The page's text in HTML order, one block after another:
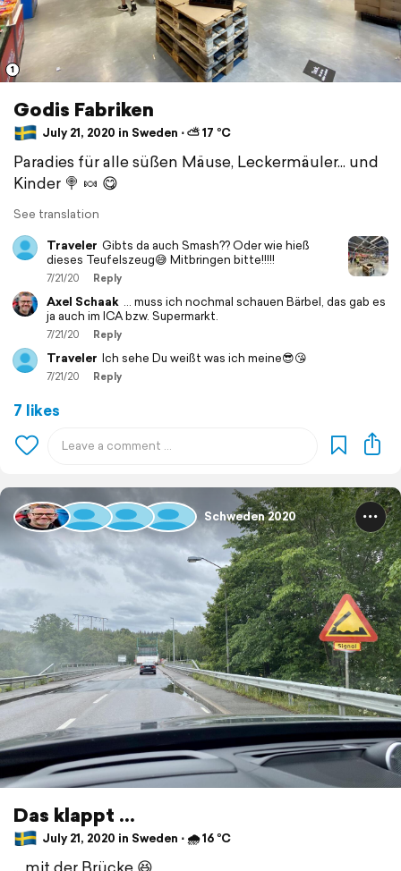
1
Godis Fabriken
July 21, 2020 in Sweden ⋅ ⛅ 17 °C
Paradies für alle süßen Mäuse, Leckermäuler... und
Kinder 🍭 🍬 😋
See translation
Traveler Gibts da auch Smash?? Oder wie hieß
dieses Teufelszeug😅 Mitbringen bitte!!!!!
7/21/20 Reply
Axel Schaak ... muss ich nochmal schauen Bärbel, das gab es
ja auch im ICA bzw. Supermarkt.
7/21/20 Reply
Traveler Ich sehe Du weißt was ich meine😎😘
7/21/20 Reply
7 likes
Schweden 2020
Das klappt ...
July 21, 2020 in Sweden ⋅ 🌧 16 °C